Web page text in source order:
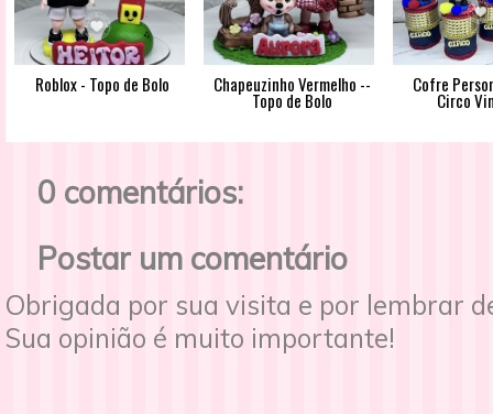
Roblox - Topo de Bolo Chapeuzinho Vermelho --
Topo de Bolo
Cofre
Circo
0 comentários:
Postar um comentário
Obrigada por sua visita e por lembrar
Sua opinião é muito importante!